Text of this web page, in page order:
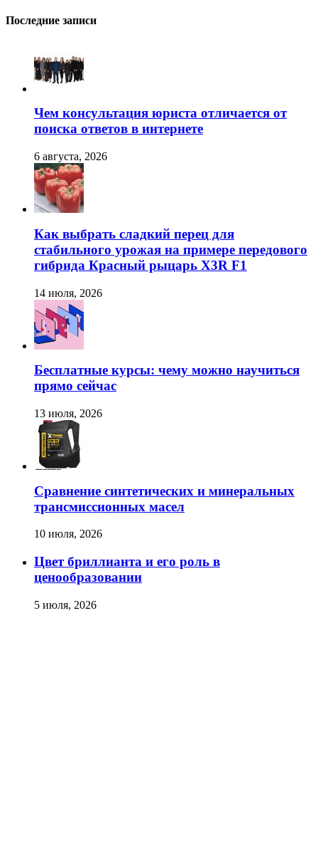
Последние записи
Чем консультация юриста отличается от
поиска ответов в интернете
6 августа, 2026
Как выбрать сладкий перец для
стабильного урожая на примере передового
гибрида Красный рыцарь X3R F1
14 июля, 2026
Бесплатные курсы: чему можно научиться
прямо сейчас
13 июля, 2026
Сравнение синтетических и минеральных
трансмиссионных масел
10 июля, 2026
Цвет бриллианта и его роль в
ценообразовании
5 июля, 2026